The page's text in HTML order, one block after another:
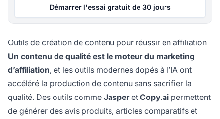
Démarrer l'essai gratuit de 30 jours
Outils de création de contenu pour réussir en affiliation
Un contenu de qualité est le moteur du marketing
d’affiliation, et les outils modernes dopés à l’IA ont
accéléré la production de contenu sans sacrifier la
qualité. Des outils comme Jasperet Copy.ai permettent
de générer des avis produits, articles comparatifs et